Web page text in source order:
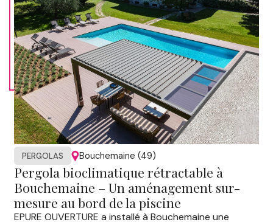
PERGOLAS Bouchemaine (49)
Pergola bioclimatique rétractable à
Bouchemaine – Un aménagement sur-
mesure au bord de la piscine
EPURE OUVERTURE a installé à Bouchemaine une